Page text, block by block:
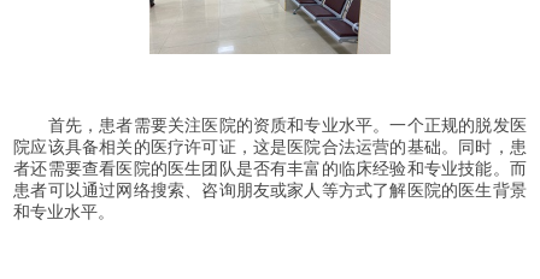
首先，患者需要关注医院的资质和专业水平。一个正规的脱发医
院应该具备相关的医疗许可证，这是医院合法运营的基础。同时，患
者还需要查看医院的医生团队是否有丰富的临床经验和专业技能。而
患者可以通过网络搜索、咨询朋友或家人等方式了解医院的医生背景
和专业水平。